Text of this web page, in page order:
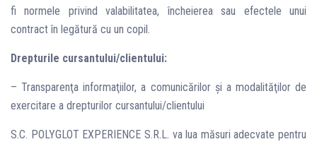
fi normele privind valabilitatea, încheierea sau efectele unui
contract în legătură cu un copil.
Drepturile cursantului/clientului:
– Transparenţa informaţiilor, a comunicărilor şi a modalităţilor de
exercitare a drepturilor cursantului/clientului
S.C. POLYGLOT EXPERIENCE S.R.L. va lua măsuri adecvate pentru